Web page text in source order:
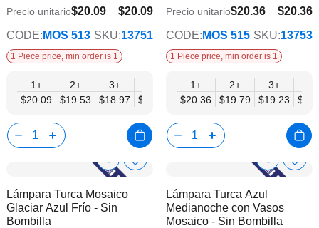
deseos
$20.09
$15.62
Precio unitario$20.09
CODE: MOS 513 SKU:13751
1 Piece price, min order is 1
1+
$20.09
2+
$19.53
3+
$18.97
$18.41
9+
$17.86
12+
$17.30
15+
$16.74
$20.36
$15.83
Precio unitario$20.36
CODE: MOS 515 SKU:13753
1 Piece price, min order is 1
1+
$20.36
2+
$19.79
3+
$19.23
Show
Info
Añadir
Lámpara Turca Mosaico
Glaciar Azul Frío - Sin
Bombilla
Show
Info
Lámpara Turca Azul
Medianoche con Vasos
Mosaico - Sin Bombilla